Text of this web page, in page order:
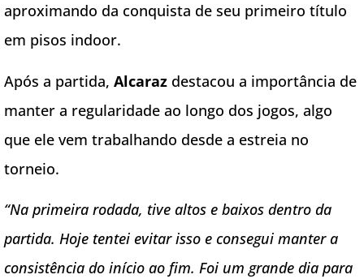
aproximando da conquista de seu primeiro título
em pisos indoor.
Após a partida, Alcaraz destacou a importância de
manter a regularidade ao longo dos jogos, algo
que ele vem trabalhando desde a estreia no
torneio.
“Na primeira rodada, tive altos e baixos dentro da
partida. Hoje tentei evitar isso e consegui manter a
consistência do início ao fim. Foi um grande dia para